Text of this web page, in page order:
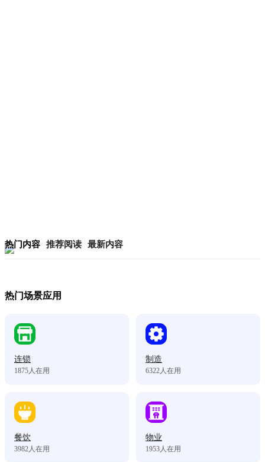
热门内容 推荐阅读 最新内容
热门场景应用
连锁
1875人在用
制造
6322人在用
餐饮
3982人在用
物业
1953人在用